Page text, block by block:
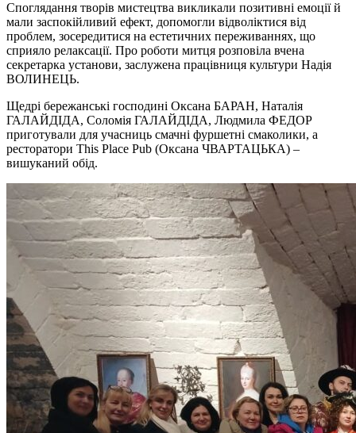
Споглядання творів мистецтва викликали позитивні емоції й
мали заспокійливий ефект, допомогли відволіктися від
проблем, зосередитися на естетичних переживаннях, що
сприяло релаксації. Про роботи митця розповіла вчена
секретарка установи, заслужена працівниця культури Надія
ВОЛИНЕЦЬ.
Щедрі бережанські господині Оксана БАРАН, Наталія
ГАЛАЙДІДА, Соломія ГАЛАЙДІДА, Людмила ФЕДОР
приготували для учасниць смачні фуршетні смаколики, а
ресторатори This Place Pub (Оксана ЧВАРТАЦЬКА) –
вишуканий обід.